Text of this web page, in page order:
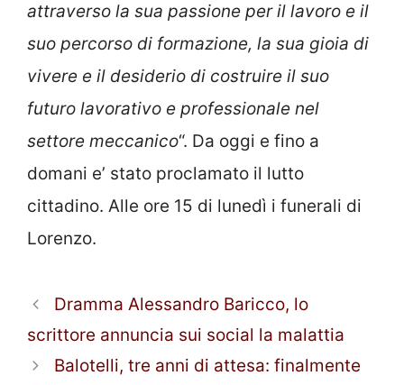
attraverso la sua passione per il lavoro e il
suo percorso di formazione, la sua gioia di
vivere e il desiderio di costruire il suo
futuro lavorativo e professionale nel
settore meccanico“. Da oggi e fino a
domani e’ stato proclamato il lutto
cittadino. Alle ore 15 di lunedì i funerali di
Lorenzo.
Dramma Alessandro Baricco, lo
scrittore annuncia sui social la malattia
Balotelli, tre anni di attesa: finalmente